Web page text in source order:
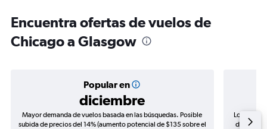
Encuentra ofertas de vuelos de
Chicago a Glasgow
Popular en
diciembre
Mayor demanda de vuelos basada en las búsquedas. Posible
subida de precios del 14% (aumento potencial de $135 sobre el
Los
de